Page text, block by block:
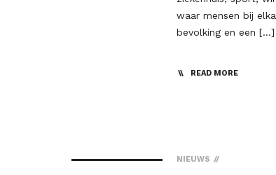
waar mensen bij
bevolking en een […]
READ MORE
NIEUWS